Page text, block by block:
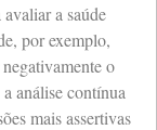
avaliar a saúde
por exemplo,
o
análise contínua
mais assertivas